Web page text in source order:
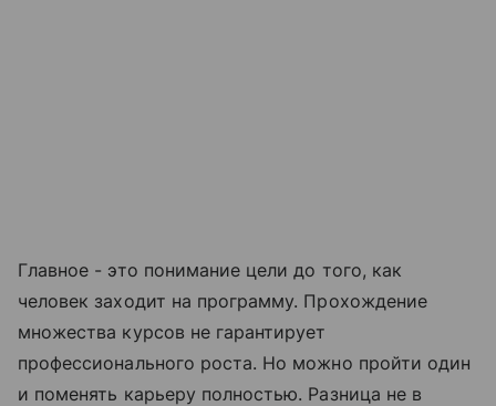
Главное - это понимание цели до того, как
человек заходит на программу. Прохождение
множества курсов не гарантирует
профессионального роста. Но можно пройти один
и поменять карьеру полностью. Разница не в